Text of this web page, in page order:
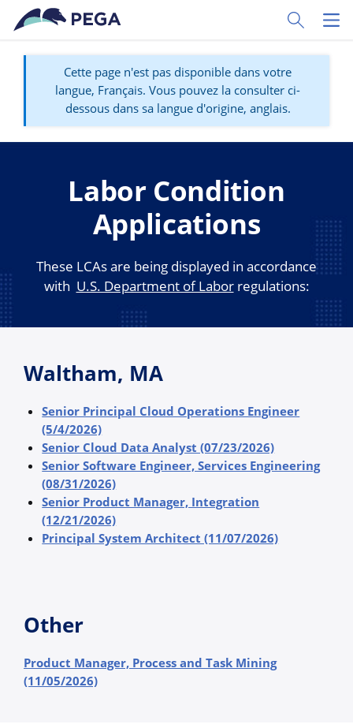
Passer directement au contenu principal
Toggle
Cette page n'est pas disponible dans votre
langue, Français. Vous pouvez la consulter ci-
dessous dans sa langue d'origine, anglais.
Labor Condition
Applications
These LCAs are being displayed in accordance
with U.S. Department of Laborregulations:
Waltham, MA
Senior Principal Cloud Operations Engineer
(5/4/2026)
Senior Cloud Data Analyst (07/23/2026)
Senior Software Engineer, Services Engineering
(08/31/2026)
Senior Product Manager, Integration
(12/21/2026)
Principal System Architect (11/07/2026)
Other
Product Manager, Process and Task Mining
(11/05/2026)